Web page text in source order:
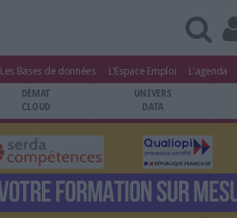
Les Bases de données L'Espace Emploi L'agenda
DÉMAT
CLOUD
UNIVERS
DATA